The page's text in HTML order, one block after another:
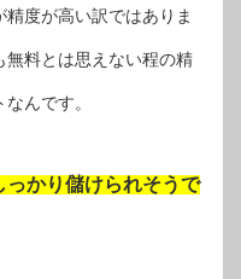
度が高い訳ではありま
無料とは思えない程の精
んです。
っかり儲けられそうで